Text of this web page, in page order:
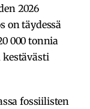
2026
on täydessä
000 tonnia
fossiilisten